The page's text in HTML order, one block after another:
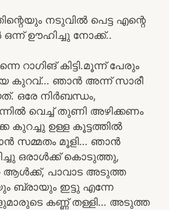
നടുവിൽ പെട്ട എന്റെ
ഊഹിച്ചു നോക്ക്..
റാഗിങ് കിട്ടി.മൂന്ന് പേരും
കുറവ്… ഞാൻ അന്ന് സാരീ
ഒരേ നിർബന്ധം,
വെച്ച് തുണി അഴിക്കണം
കുറച്ചു ഉള്ള കൂട്ടത്തിൽ
സമ്മതം മൂളി… ഞാൻ
ഒരാൾക്ക് കൊടുത്തു,
പാവാട അടുത്ത
ബ്രായും ഇട്ടു എന്നേ
കണ്ണ് തള്ളി… അടുത്ത